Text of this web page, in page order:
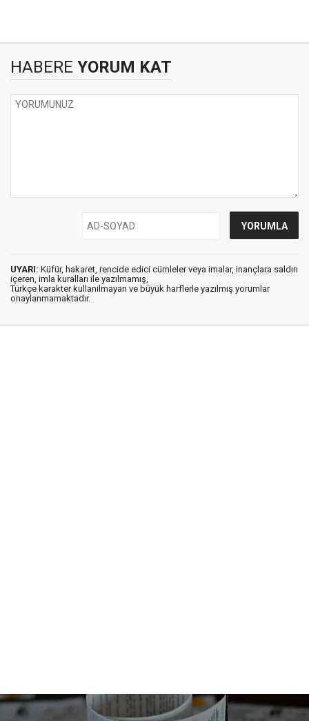
HABERE YORUM KAT
UYARI: Küfür, hakaret, rencide edici cümleler veya imalar, inançlara saldırı
içeren, imla kuralları ile yazılmamış,
Türkçe karakter kullanılmayan ve büyük harflerle yazılmış yorumlar
onaylanmamaktadır.